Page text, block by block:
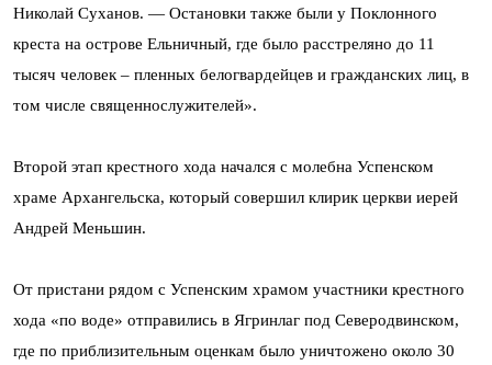
Николай Суханов. — Остановки также были у Поклонного
креста на острове Ельничный, где было расстреляно до 11
тысяч человек – пленных белогвардейцев и гражданских лиц, в
том числе священнослужителей».
Второй этап крестного хода начался с молебна Успенском
храме Архангельска, который совершил клирик церкви иерей
Андрей Меньшин.
От пристани рядом с Успенским храмом участники крестного
хода «по воде» отправились в Ягринлаг под Северодвинском,
где по приблизительным оценкам было уничтожено около 30